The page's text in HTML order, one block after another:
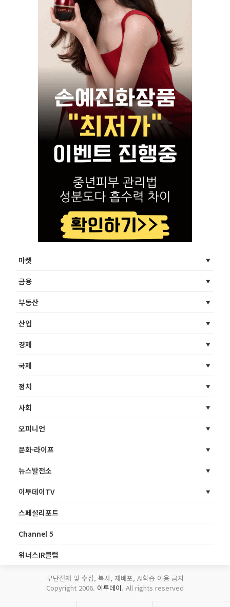
마켓
금융
부동산
산업
경제
국제
정치
사회
오피니언
문화·라이프
뉴스발전소
이투데이TV
스페셜리포트
Channel 5
위너스IR클럽
무단전재 및 수집, 복사, 재배포, AI학습 이용 금지
Copyright 2006. 이투데이. All rights reserved